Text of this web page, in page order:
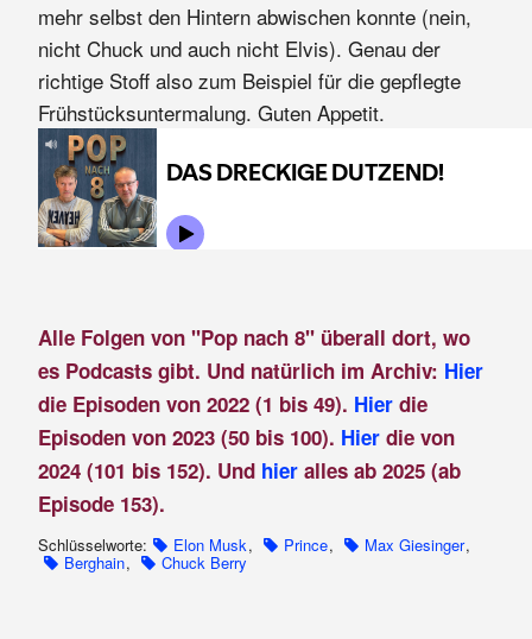
mehr selbst den Hintern abwischen konnte (nein,
nicht Chuck und auch nicht Elvis). Genau der
richtige Stoff also zum Beispiel für die gepflegte
Frühstücksuntermalung. Guten Appetit.
Alle Folgen von "Pop nach 8" überall dort, wo
es Podcasts gibt. Und natürlich im Archiv: Hier
die Episoden von 2022 (1 bis 49). Hierdie
Episoden von 2023 (50 bis 100). Hier die von
2024 (101 bis 152). Und hier alles ab 2025 (ab
Episode 153).
Schlüsselworte: Elon Musk, Prince, Max Giesinger,
Berghain, Chuck Berry